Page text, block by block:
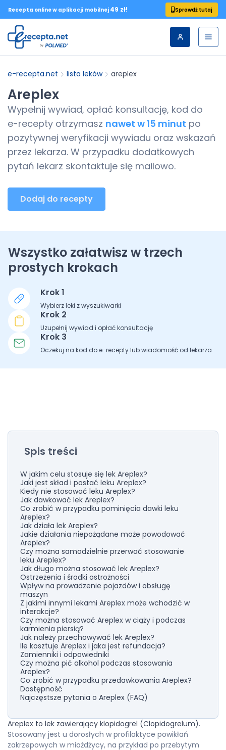
Recepta online w aplikacji mobilnej 49 zł! Sprawdź tutaj
e-recepta.net lista leków areplex
Areplex
Wypełnij wywiad, opłać konsultację, kod do
e-recepty otrzymasz nawet w 15 minut po
pozytywnej weryfikacji wywiadu oraz wskazań
przez lekarza. W przypadku dodatkowych
pytań lekarz skontaktuje się mailowo.
Dodaj do recepty
Wszystko załatwisz w trzech
prostych krokach
Krok 1
Wybierz leki z wyszukiwarki
Krok 2
Uzupełnij wywiad i opłać konsultację
Krok 3
Oczekuj na kod do e-recepty lub wiadomość od lekarza
Areplex to lek zawierający klopidogrel (Clopidogrelum).
Stosowany jest u dorosłych w profilaktyce powikłań
zakrzepowych w miażdżycy, na przykład po przebytym
Spis treści
W jakim celu stosuje się lek Areplex?
Jaki jest skład i postać leku Areplex?
Kiedy nie stosować leku Areplex?
Jak dawkować lek Areplex?
Co zrobić w przypadku pominięcia dawki leku
Areplex?
Jak działa lek Areplex?
Jakie działania niepożądane może powodować
Areplex?
Czy można samodzielnie przerwać stosowanie
leku Areplex?
Jak długo można stosować lek Areplex?
Ostrzeżenia i środki ostrożności
Wpływ na prowadzenie pojazdów i obsługę
maszyn
Z jakimi innymi lekami Areplex może wchodzić w
interakcje?
Czy można stosować Areplex w ciąży i podczas
karmienia piersią?
Jak należy przechowywać lek Areplex?
Ile kosztuje Areplex i jaka jest refundacja?
Zamienniki i odpowiedniki
Czy można pić alkohol podczas stosowania
Areplex?
Co zrobić w przypadku przedawkowania Areplex?
Dostępność
Najczęstsze pytania o Areplex (FAQ)